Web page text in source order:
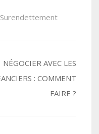
Surendettement
NÉGOCIER AVEC LES
: COMMENT
FAIRE ?